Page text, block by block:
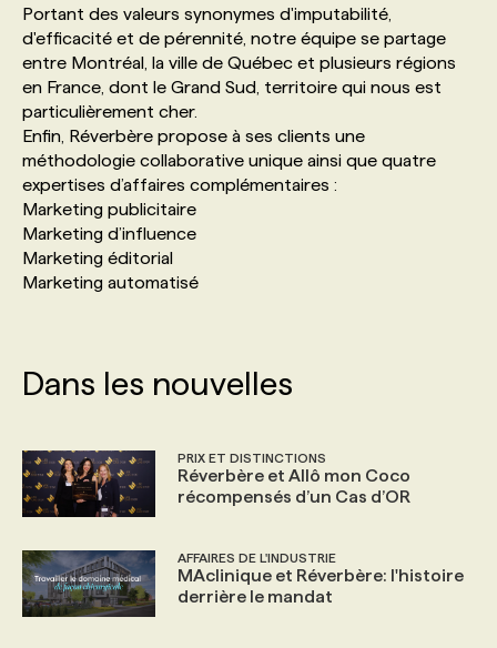
Portant des valeurs synonymes d'imputabilité,
d'efficacité et de pérennité, notre équipe se partage
entre Montréal, la ville de Québec et plusieurs régions
en France, dont le Grand Sud, territoire qui nous est
particulièrement cher.
Enfin, Réverbère propose à ses clients une
méthodologie collaborative unique ainsi que quatre
expertises d’affaires complémentaires :
Marketing publicitaire
Marketing d’influence
Marketing éditorial
Marketing automatisé
Dans les nouvelles
PRIX ET DISTINCTIONS
Réverbère et Allô mon Coco
récompensés d’un Cas d’OR
AFFAIRES DE L'INDUSTRIE
MAclinique et Réverbère: l'histoire
derrière le mandat